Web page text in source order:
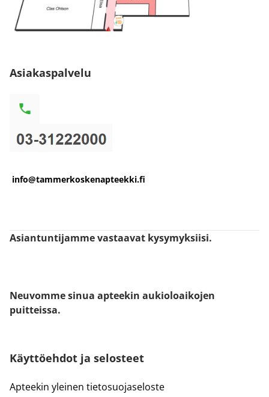
Asiakaspalvelu
info@tammerkoskenapteekki.fi
Asiantuntijamme vastaavat kysymyksiisi.
Neuvomme sinua apteekin aukioloaikojen
puitteissa.
Käyttöehdot ja selosteet
Apteekin yleinen tietosuojaseloste